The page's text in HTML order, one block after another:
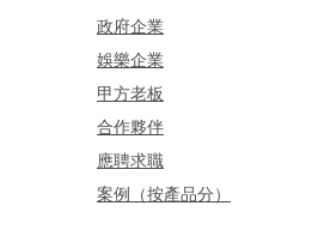
政府企業
娛樂企業
甲方老板
合作夥伴
應聘求職
案例（按產品分）